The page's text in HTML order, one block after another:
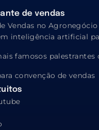
de vendas
Vendas no Agronegócio
inteligência artificial
famosos palestrantes
convenção de vendas